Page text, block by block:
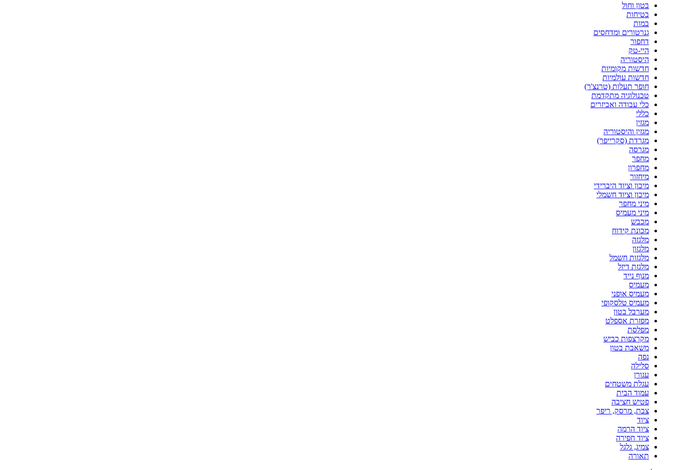
בטון וחול
בטיחות
במות
גנרטורים ומדחסים
דחפור
היי-טק
היסטוריה
חדשות מקומיות
חדשות עולמיות
חופר תעלות (טרנצ'ר)
טכנולוגיה מתקדמת
כלי עבודה ואביזרים
כללי
מגזין
מגזין והיסטוריה
מגרדת (סקרייפר)
מגרסה
מחפר
מחפרון
מיחזור
מיכון וציוד היברידי
מיכון וציוד חשמלי
מיני מחפר
מיני מעמיס
מכבש
מכונת קידוח
מלגזה
מלגזון
מלגזות חשמל
מלגזת דיזל
מנוף נייד
מעמיס
מעמיס אופני
מעמיס טלסקופי
מערבל בטון
מפזרת אספלט
מפלסת
מקרצפות כביש
משאבת בטון
נפה
סלילה
עגורן
עגלת משטחים
עמוד הבית
פטיש חציבה
צבת, מרסק, ריפר
ציוד
ציוד הרמה
ציוד חפירה
צמיג, גלגל
תאורה